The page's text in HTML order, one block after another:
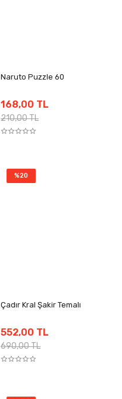
Naruto Puzzle 60
168,00 TL
210,00 TL
%20
Çadır Kral Şakir Temalı
552,00 TL
690,00 TL